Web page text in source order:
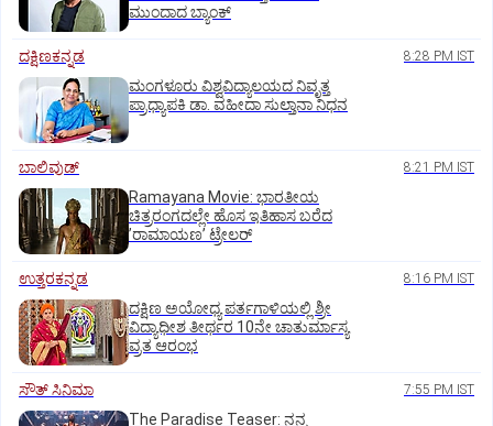
ಮುಂದಾದ ಬ್ಯಾಂಕ್
ದಕ್ಷಿಣಕನ್ನಡ 8:28 PM IST
ಮಂಗಳೂರು ವಿಶ್ವವಿದ್ಯಾಲಯದ ನಿವೃತ್ತ
ಪ್ರಾಧ್ಯಾಪಕಿ ಡಾ. ವಹೀದಾ ಸುಲ್ತಾನಾ ನಿಧನ
ಬಾಲಿವುಡ್‌ 8:21 PM IST
Ramayana Movie: ಭಾರತೀಯ
ಚಿತ್ರರಂಗದಲ್ಲೇ ಹೊಸ ಇತಿಹಾಸ ಬರೆದ
ʼರಾಮಾಯಣʼ ಟ್ರೇಲರ್
ಉತ್ತರಕನ್ನಡ 8:16 PM IST
ದಕ್ಷಿಣ ಅಯೋಧ್ಯ ಪರ್ತಗಾಳಿಯಲ್ಲಿ ಶ್ರೀ
ವಿದ್ಯಾಧೀಶ ತೀರ್ಥರ 10ನೇ ಚಾತುರ್ಮಾಸ್ಯ
ವ್ರತ ಆರಂಭ
ಸೌತ್‌ ಸಿನಿಮಾ 7:55 PM IST
The Paradise Teaser: ನನ್ನ